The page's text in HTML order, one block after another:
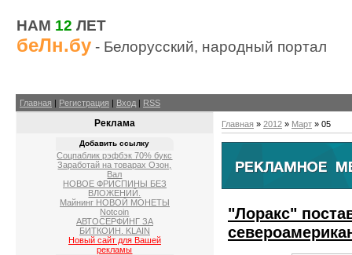
НАМ 12 ЛЕТ
беЛн.бу - Белорусский, народный портал
Главная | Регистрация | Вход | RSS
Реклама
Добавить ссылку
Соцпаблик рэфбэк 70% букс
Заработай на товарах Озон,
Вал
НОВОЕ ФРИСПИНЫ БЕЗ
ВЛОЖЕНИЙ.
Майнинг НОВОЙ МОНЕТЫ
Notcoin
АВТОСЕРФИНГ ЗА
БИТКОИН. KLAIN
Новый сайт для Вашей
рекламы
Главная » 2012 » Март » 05
"Лоракс"